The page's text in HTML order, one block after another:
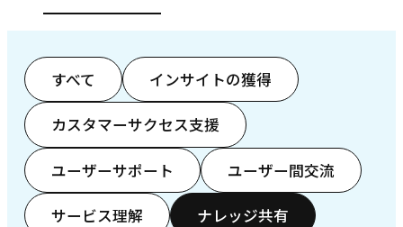
すべて インサイトの獲得
カスタマーサクセス支援
ユーザーサポート ユーザー間交流
サービス理解 ナレッジ共有